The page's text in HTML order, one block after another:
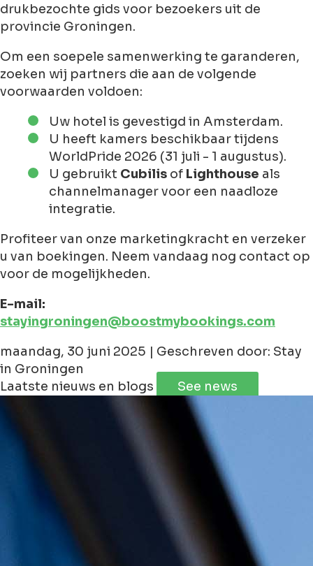
drukbezochte gids voor bezoekers uit de
provincie Groningen.
Om een soepele samenwerking te garanderen,
zoeken wij partners die aan de volgende
voorwaarden voldoen:
Uw hotel is gevestigd in Amsterdam.
U heeft kamers beschikbaar tijdens
WorldPride 2026 (31 juli - 1 augustus).
U gebruikt Cubilis of Lighthouse als
channelmanager voor een naadloze
integratie.
Profiteer van onze marketingkracht en verzeker
u van boekingen. Neem vandaag nog contact op
voor de mogelijkheden.
E-mail:
stayingroningen@boostmybookings.com
maandag, 30 juni 2025 | Geschreven door: Stay
in Groningen
Laatste nieuws en blogs
See news